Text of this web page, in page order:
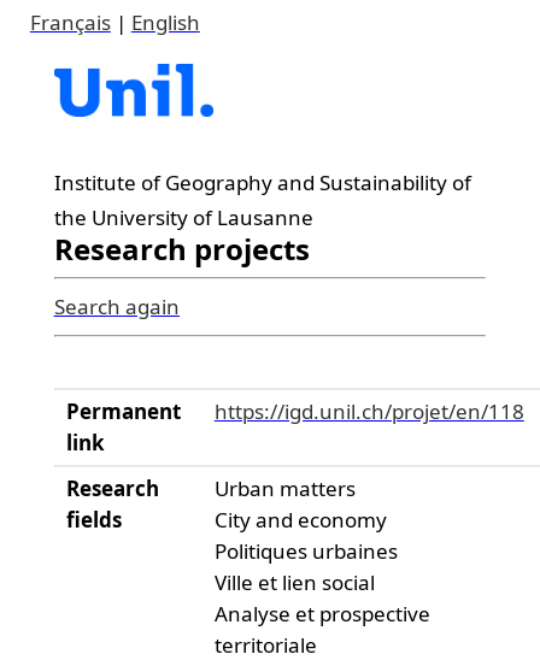
Français| English
Institute of Geography and Sustainability of
the University of Lausanne
Research projects
Search again
Permanent
link
https://igd.unil.ch/projet/en/118
Research
fields
Urban matters
City and economy
Politiques urbaines
Ville et lien social
Analyse et prospective
territoriale